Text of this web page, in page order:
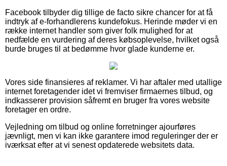
Facebook tilbyder dig tillige de facto sikre chancer for at få
indtryk af e-forhandlerens kundefokus. Herinde møder vi en
række internet handler som giver folk mulighed for at
nedfælde en vurdering af deres købsoplevelse, hvilket også
burde bruges til at bedømme hvor glade kunderne er.
Vores side finansieres af reklamer. Vi har aftaler med utallige
internet foretagender idet vi fremviser firmaernes tilbud, og
indkasserer provision såfremt en bruger fra vores website
foretager en ordre.
Vejledning om tilbud og online forretninger ajourføres
jævnligt, men vi kan ikke garantere imod reguleringer der er
iværksat efter at vi senest opdaterede websitets data.